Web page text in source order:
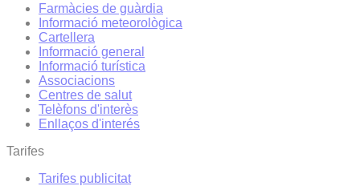
Farmàcies de guàrdia
Informació meteorològica
Cartellera
Informació general
Informació turística
Associacions
Centres de salut
Telèfons d'interès
Enllaços d'interés
Tarifes
Tarifes publicitat